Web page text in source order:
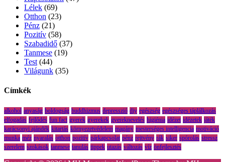
Lélek (69)
Otthon (23)
Pénz (21)
Pozitív (58)
Szabadidő (37)
Tanmese (19)
Test (44)
Világunk (35)
Címkék
alkohol anyaság boldogság buddhizmus depresszió diy egészség egészséges táplálkozás
elfogadás fejlődés fun fact gyerek gyerekek gyereknevelés higiénia idézet idézetek játék
karácsonyi ajándék kitartás környezetvédelem magány mesterséges intelligencia motiváció
munka méz nyaralás otthon pozitív párkapcsolat pénz rejtvény rák siker spórolás stressz
szerelem szokások tanmese tanulás tippek utazás változás víz önfejlesztés